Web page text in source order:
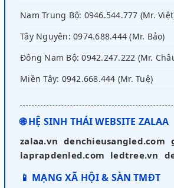
Nam Trung Bộ: 0946.544.777 (Mr.
Tây Nguyên: 0974.688.444 (Mr. Bảo)
Đông Nam Bộ: 0942.247.222 (Mr.
Miền Tây: 0942.668.444 (Mr. Tuệ)
🌐 HỆ SINH THÁI WEBSITE ZALAA
zalaa.vn denchieusangled.com
laprapdenled.com ledtree.vn
📱 MẠNG XÃ HỘI & SÀN TMĐT